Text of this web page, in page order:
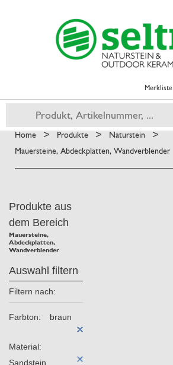
Merkliste
Home > Produkte > Naturstein >
Mauersteine, Abdeckplatten, Wandverblender
Produkte aus
dem Bereich
Mauersteine,
Abdeckplatten,
Wandverblender
Auswahl filtern
Filtern nach:
Farbton: braun
Material:
Sandstein